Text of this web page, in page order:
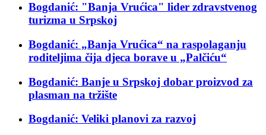
Bogdanić: "Banja Vrućica" lider zdravstvenog
turizma u Srpskoj
Bogdanić: „Banja Vrućica“ na raspolaganju
roditeljima čija djeca borave u „Palčiću“
Bogdanić: Banje u Srpskoj dobar proizvod za
plasman na tržište
Bogdanić: Veliki planovi za razvoj